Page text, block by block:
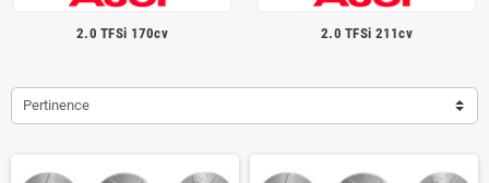
2.0 TFSi 170cv 2.0 TFSi 211cv
Pertinence